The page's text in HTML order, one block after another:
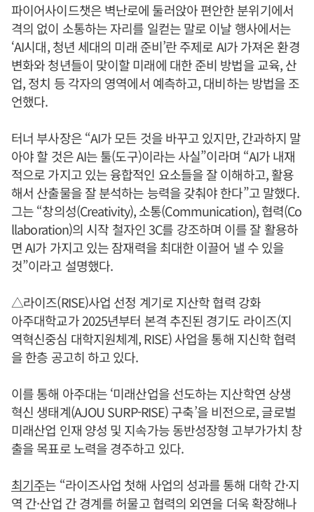
파이어사이드챗은 벽난로에 둘러앉아 편안한 분위기에서
격의 없이 소통하는 자리를 일컫는 말로 이날 행사에서는
‘AI시대, 청년 세대의 미래 준비’란 주제로 AI가 가져온 환경
변화와 청년들이 맞이할 미래에 대한 준비 방법을 교육, 산
업, 정치 등 각자의 영역에서 예측하고, 대비하는 방법을 조
언했다.
터너 부사장은 “AI가 모든 것을 바꾸고 있지만, 간과하지 말
아야 할 것은 AI는 툴(도구)이라는 사실”이라며 “AI가 내재
적으로 가지고 있는 융합적인 요소들을 잘 이해하고, 활용
해서 산출물을 잘 분석하는 능력을 갖춰야 한다”고 말했다.
그는 “창의성(Creativity), 소통(Communication), 협력(Co
llaboration)의 시작 철자인 3C를 강조하며 이를 잘 활용하
면 AI가 가지고 있는 잠재력을 최대한 이끌어 낼 수 있을
것”이라고 설명했다.
△라이즈(RISE)사업 선정 계기로 지산학 협력 강화
아주대학교가 2025년부터 본격 추진된 경기도 라이즈(지
역혁신중심 대학지원체계, RISE) 사업을 통해 지신학 협력
을 한층 공고히 하고 있다.
이를 통해 아주대는 ‘미래산업을 선도하는 지산학연 상생
혁신 생태계(AJOU SURP-RISE) 구축’을 비전으로, 글로벌
미래산업 인재 양성 및 지속가능 동반성장형 고부가가치 창
출을 목표로 노력을 경주하고 있다.
최기주는 “라이즈사업 첫해 사업의 성과를 통해 대학 간·지
역 간·산업 간 경계를 허물고 협력의 외연을 더욱 확장해나